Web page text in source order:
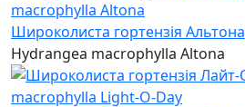
Широколиста гортензія Альтона
Hydrangea macrophylla Altona